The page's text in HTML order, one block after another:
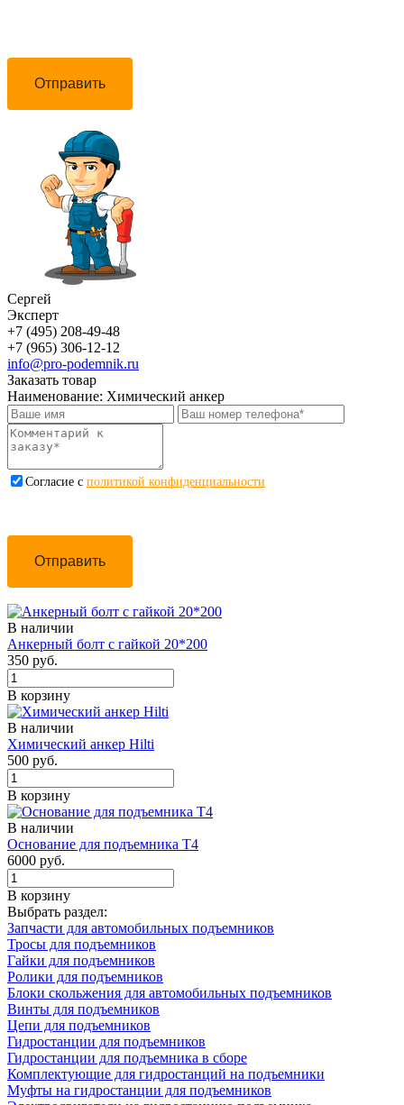
Отправить
Сергей
Эксперт
+7 (495) 208-49-48
+7 (965) 306-12-12
info@pro-podemnik.ru
Заказать товар
Наименование: Химический анкер
Cогласие с политикой конфиденциальности
Отправить
В наличии
Анкерный болт с гайкой 20*200
350 руб.
В корзину
В наличии
Химический анкер Hilti
500 руб.
В корзину
В наличии
Основание для подъемника Т4
6000 руб.
В корзину
Выбрать раздел:
Запчасти для автомобильных подъемников
Тросы для подъемников
Гайки для подъемников
Ролики для подъемников
Блоки скольжения для автомобильных подъемников
Винты для подъемников
Цепи для подъемников
Гидростанции для подъемников
Гидростанции для подъемника в сборе
Комплектующие для гидростанций на подъемники
Муфты на гидростанции для подъемников